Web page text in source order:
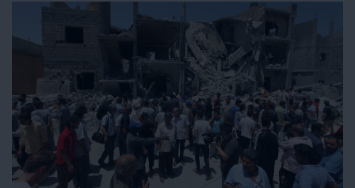
martirizada nação numa situação tão ou mais grave do
que aquela em que se encontrava quando a invasão
imperial se iniciou. Além disso, e para que conste desde
já, a retirada de efectivos convencionais não significa o
abandono do teatro de operações por agressores ao
serviço dos mesmos interesses expansionistas que
promoveram a invasão.